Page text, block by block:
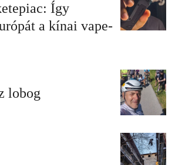
Így
a kínai vape-
lobog